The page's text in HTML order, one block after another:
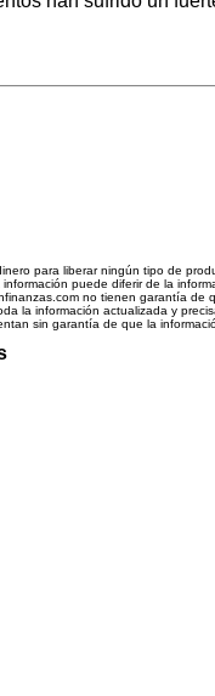
para liberar ningún tipo de
puede diferir de la
no tienen garantía de
la información actualizada y
sin garantía de que la